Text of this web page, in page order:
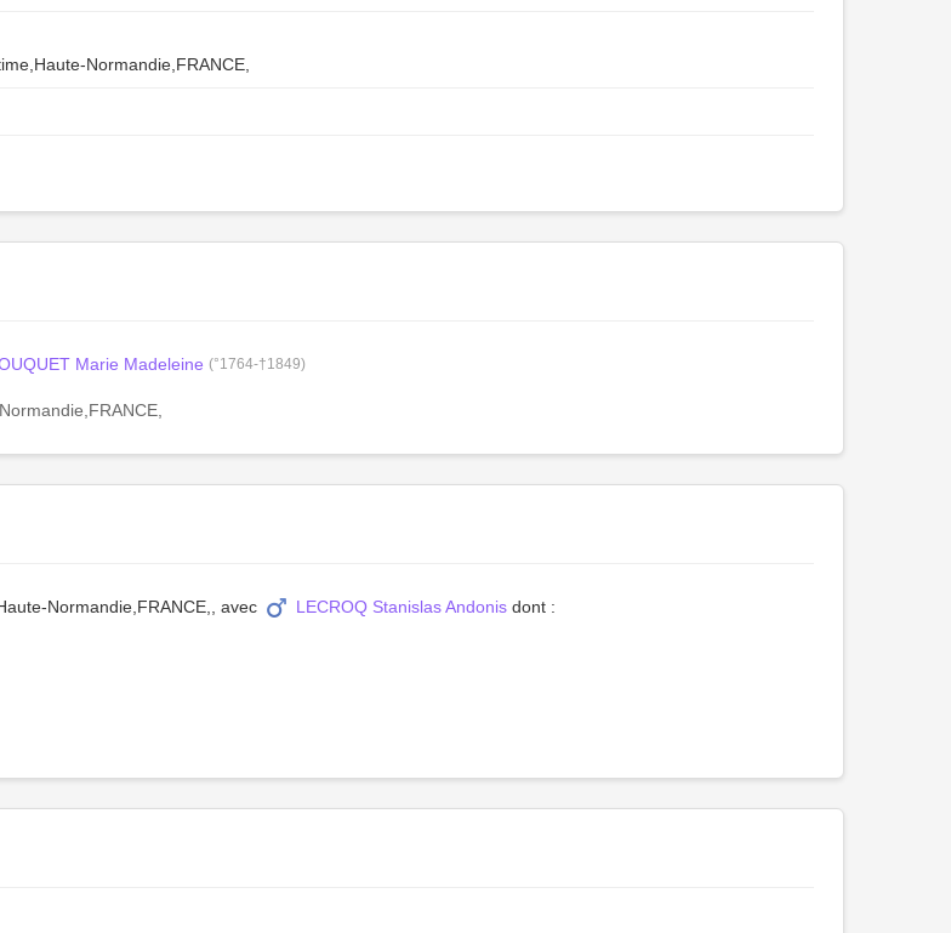
Normandie,FRANCE,
Marie Madeleine (°1764-†1849)
Normandie,FRANCE,, avec LECROQ Stanislas Andonis dont :